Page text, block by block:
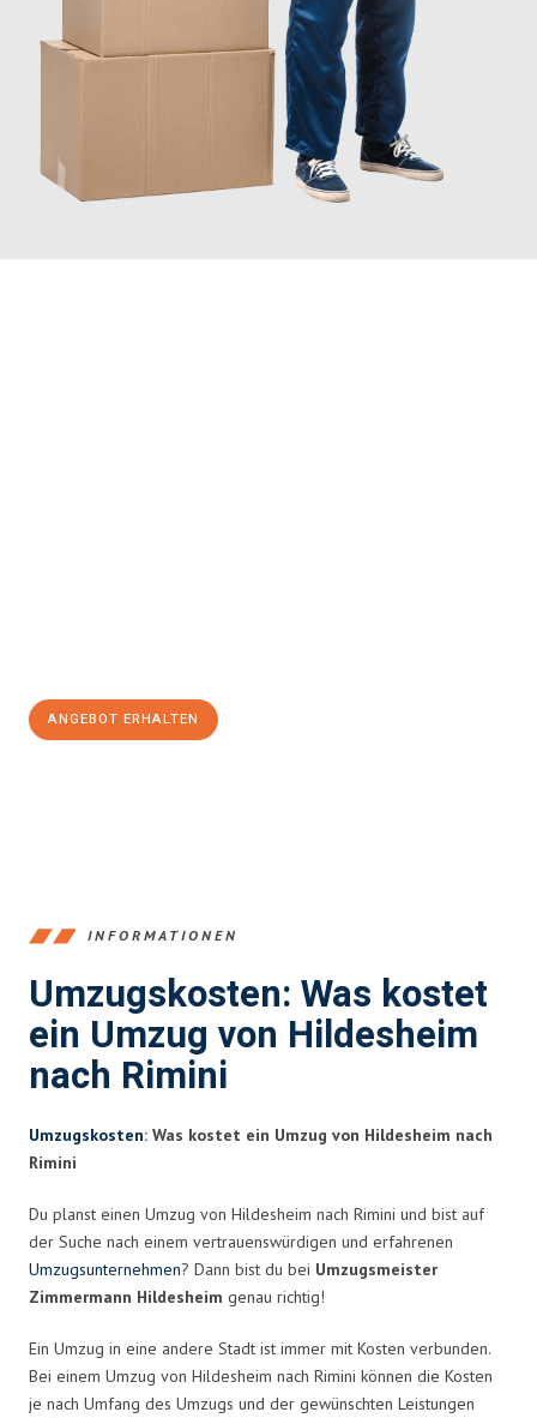
ANGEBOT ERHALTEN
INFORMATIONEN
Umzugskosten: Was kostet
ein Umzug von Hildesheim
nach Rimini
Umzugskosten: Was kostet ein Umzug von Hildesheim nach
Rimini
Du planst einen Umzug von Hildesheim nach Rimini und bist auf
der Suche nach einem vertrauenswürdigen und erfahrenen
Umzugsunternehmen? Dann bist du bei Umzugsmeister
Zimmermann Hildesheim genau richtig!
Ein Umzug in eine andere Stadt ist immer mit Kosten verbunden.
Bei einem Umzug von Hildesheim nach Rimini können die Kosten
je nach Umfang des Umzugs und der gewünschten Leistungen